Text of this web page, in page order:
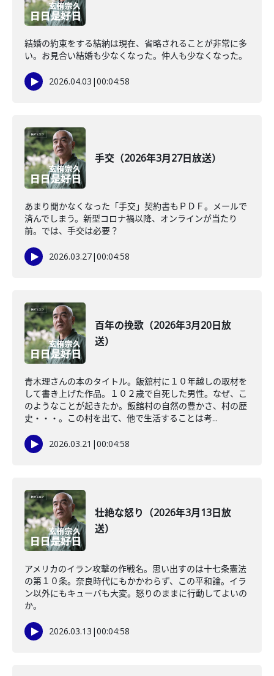
結婚の約束をする結納は現在、省略されることが非常に多
い。お見合い結婚も少なくなった。仲人も少なくなった。
2026.04.03 |00:04:58
手交（2026年3月27日放送）
あまり聞かなくなった「手交」契約書もＰＤＦ。メールで
済んでしまう。新型コロナ禍以降、オンラインが当たり
前。では、手交は必要？
2026.03.27|00:04:58
百年の挽歌（2026年3月20日放
送）
青木理さんの本のタイトル。飯舘村に１０年越しの取材を
して書き上げた作品。１０２歳で自死した男性。なぜ、こ
のようなことが起きたか。飯舘村の自然の豊かさ、村の歴
史・・・。この村を出て、他で生活することは考...
2026.03.21 |00:04:58
壮絶な怒り（2026年3月13日放
送）
アメリカのイラン攻撃の作戦名。思い出すのは十七条憲法
の第１０条。奈良時代にもかかわらず、この平和論。イラ
ン以外にもキューバも大変。怒りのままに行動してよいの
か。
2026.03.13 |00:04:58